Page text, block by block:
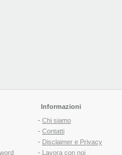
Informazioni
- Chi siamo
- Contatti
- Disclaimer e Privacy
- Lavora con noi